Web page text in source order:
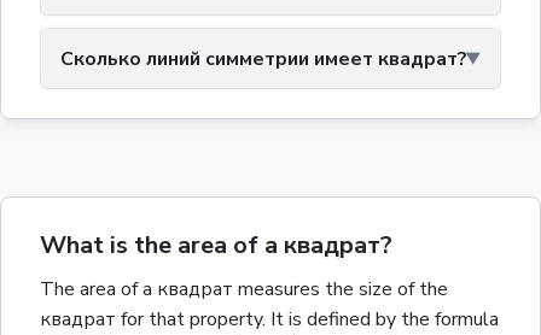
Сколько линий симметрии имеет квадрат?
What is the area of a квадрат?
The area of a квадрат measures the size of the
квадрат for that property. It is defined by the formula